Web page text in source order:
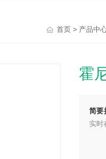
首页 > 产品中
霍
简要
实时